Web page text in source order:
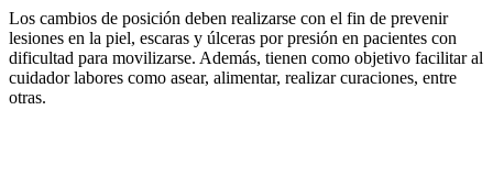
Los cambios de posición deben realizarse con el fin de prevenir
lesiones en la piel, escaras y úlceras por presión en pacientes con
dificultad para movilizarse. Además, tienen como objetivo facilitar al
cuidador labores como asear, alimentar, realizar curaciones, entre
otras.